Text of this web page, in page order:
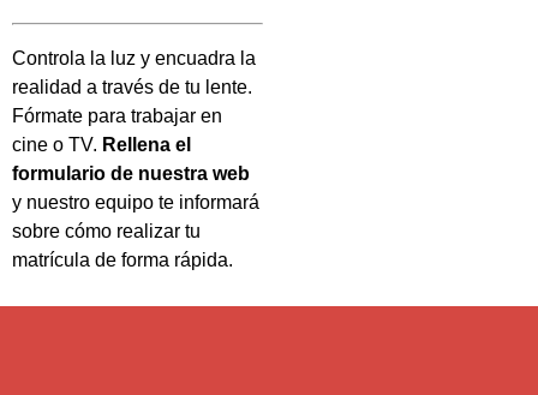
Controla la luz y encuadra la
realidad a través de tu lente.
Fórmate para trabajar en
cine o TV. Rellena el
formulario de nuestra web
y nuestro equipo te informará
sobre cómo realizar tu
matrícula de forma rápida.